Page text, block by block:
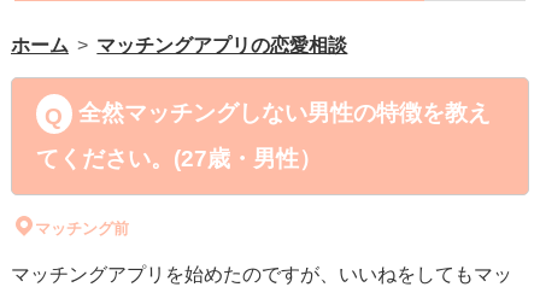
ホーム マッチングアプリの恋愛相談
全然マッチングしない男性の特徴を教え
てください。(27歳・男性）
マッチング前
マッチングアプリを始めたのですが、いいねをしてもマッ